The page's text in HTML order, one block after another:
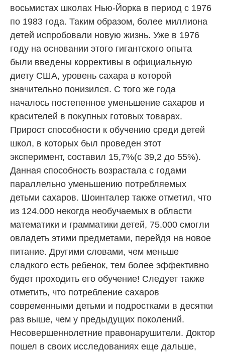
восьмистах школах Нью-Йорка в период с 1976
по 1983 года. Таким образом, более миллиона
детей испробовали новую жизнь. Уже в 1976
году на основании этого гигантского опыта
были введены коррективы в официальную
диету США, уровень сахара в которой
значительно понизился. С того же года
началось постепенное уменьшение сахаров и
красителей в покупных готовых товарах.
Прирост способности к обучению среди детей
школ, в которых был проведен этот
эксперимент, составил 15,7%(с 39,2 до 55%).
Данная способность возрастала с годами
параллельно уменьшению потребляемых
детьми сахаров. Шоинталер также отметил, что
из 124.000 некогда необучаемых в области
математики и грамматики детей, 75.000 смогли
овладеть этими предметами, перейдя на новое
питание. Другими словами, чем меньше
сладкого есть ребенок, тем более эффективно
будет проходить его обучение! Следует также
отметить, что потребление сахаров
современными детьми и подростками в десятки
раз выше, чем у предыдущих поколений.
Несовершеннолетние правонарушители. Доктор
пошел в своих исследованиях еще дальше,